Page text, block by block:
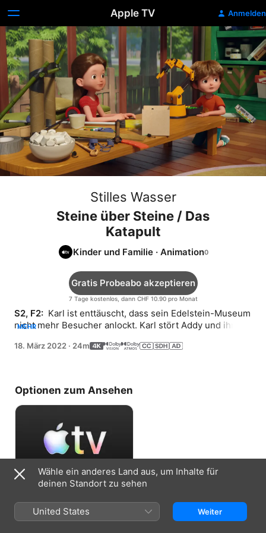
Apple TV Anmelden
Stilles Wasser
Steine über Steine / Das
Katapult
Kinder und Familie · Animation
7 Tage kostenlos, dann CHF 10.90 pro Monat
Gratis Probeabo akzeptieren
S2, F2: Karl ist enttäuscht, dass sein Edelstein-Museum
nicht mehr Besucher anlockt. Karl stört Addy und ihre
MEHR
18. März 2022 · 24m
Optionen zum Ansehen
Wähle ein anderes Land aus, um Inhalte für
deinen Standort zu sehen
United States Weiter